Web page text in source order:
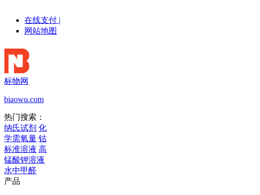
在线支付 |
网站地图
标物网
biaowu.com
热门搜索：
纳氏试剂 化
学需氧量 钴
标准溶液 高
锰酸钾溶液
水中甲醛
产品